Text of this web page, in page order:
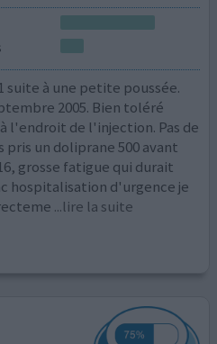
suite à une petite poussée.
2005. Bien toléré
l'endroit de l'injection. Pas de
un doliprane 500 avant
grosse fatigue qui durait
hospitalisation d'urgence je
...lire la suite